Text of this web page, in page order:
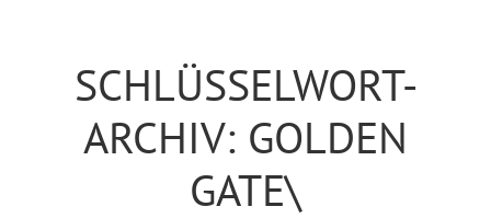
SCHLÜSSELWORT-
ARCHIV: GOLDEN
GATE\